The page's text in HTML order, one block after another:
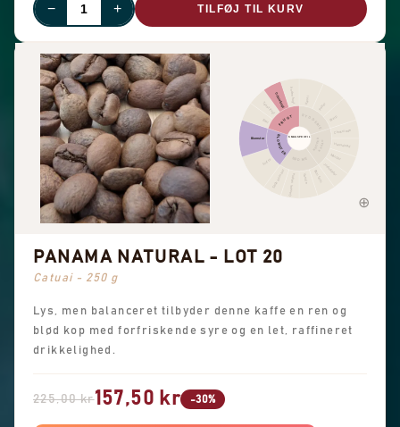
− + TILFØJ TIL KURV
Kanel
Peber
Skarp
Chokolade
Hasselnød
Mandel
Jordnødder
Brun farin
Generel sødme
Søde aromaer
Sort te
Blomster
Bær
Tørret frugtCitrusfrugt Anden frugt
SØDME
BLOMSTER
FRUGT
SMAGSPROFIL
PANAMA NATURAL - LOT 20
Catuai - 250 g
Lys, men balanceret tilbyder denne kaffe en ren og
blød kop med forfriskende syre og en let, raffineret
drikkelighed.
225,00 kr157,50 kr -30%